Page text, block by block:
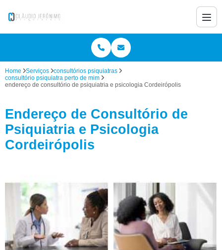
Home Serviços
consultórios psiquiatras
consultório psiquiatra perto de mim
endereço de consultório de psiquiatria e psicologia Cordeirópolis
Endereço de Consultório de
Psiquiatria e Psicologia
Cordeirópolis